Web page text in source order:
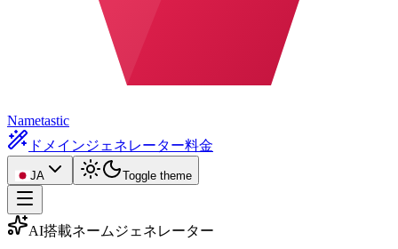
Nametastic
ドメインジェネレーター料金
JA Toggle theme
AI搭載ネームジェネレーター